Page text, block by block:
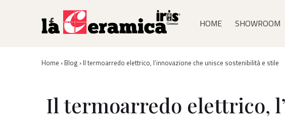
Principale
HOME SHOWROOM
Home › Blog › Il termoarredo elettrico, l’innovazione che unisce sostenibilità e stile
Il termoarredo elettrico,